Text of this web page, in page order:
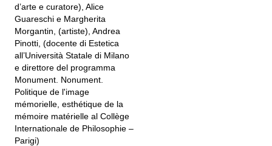
d’arte e curatore), Alice
Guareschi e Margherita
Morgantin, (artiste), Andrea
Pinotti, (docente di Estetica
all’Università Statale di Milano
e direttore del programma
Monument. Nonument.
Politique de l'image
mémorielle, esthétique de la
mémoire matérielle al Collège
Internationale de Philosophie –
Parigi)